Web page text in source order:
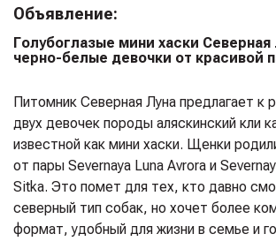
Объявление:
Голубоглазые мини хаски
черно-белые девочки от красивой
Питомник Северная Луна предлагает к
двух девочек породы аляскинский кли
известной как мини хаски. Щенки
от пары Severnaya Luna Avrora и
Sitka. Это помет для тех, кто давно
северный тип собак, но хочет более
формат, удобный для жизни в семье и